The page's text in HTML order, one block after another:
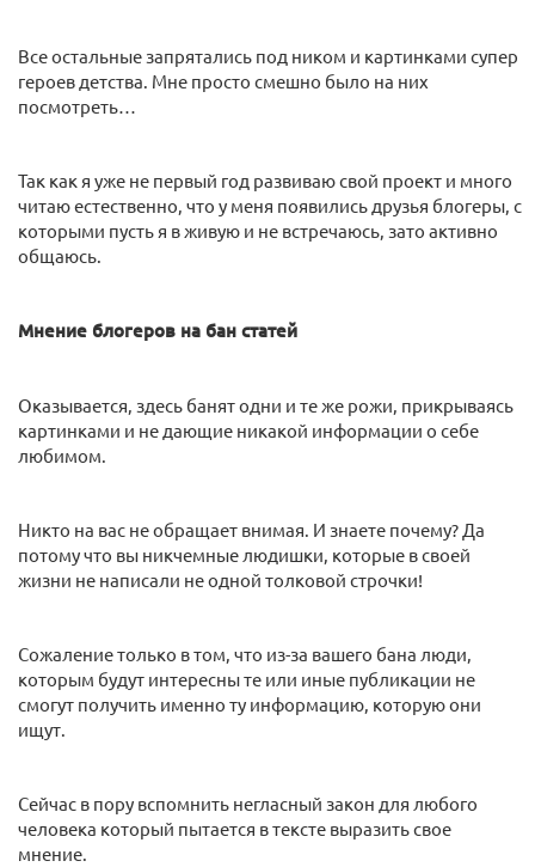
Все остальные запрятались под ником и картинками супер
героев детства. Мне просто смешно было на них
посмотреть…
Так как я уже не первый год развиваю свой проект и много
читаю естественно, что у меня появились друзья блогеры, с
которыми пусть я в живую и не встречаюсь, зато активно
общаюсь.
Мнение блогеров на бан статей
Оказывается, здесь банят одни и те же рожи, прикрываясь
картинками и не дающие никакой информации о себе
любимом.
Никто на вас не обращает внимая. И знаете почему? Да
потому что вы никчемные людишки, которые в своей
жизни не написали не одной толковой строчки!
Сожаление только в том, что из-за вашего бана люди,
которым будут интересны те или иные публикации не
смогут получить именно ту информацию, которую они
ищут.
Сейчас в пору вспомнить негласный закон для любого
человека который пытается в тексте выразить свое
мнение.